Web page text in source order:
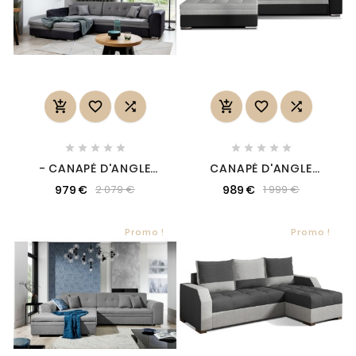
  
    
- CANAPÉ D'ANGLE
VELOURS GRIS ET NOIR
SOHO VELOURS
979 € 2 079 €
  
    
CANAPÉ D'ANGLE
GRIS ET SIMILI NOIR DE
FACE) - SOHO
989 € 1 999 €
Promo ! Promo !